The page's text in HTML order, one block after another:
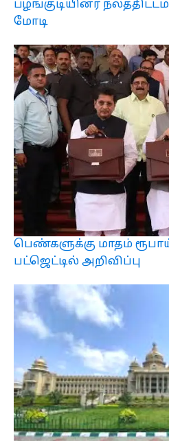
பழங்குடியினர்
மோடி
பெண்களுக்கு மாதம் ரூபாய்
பட்ஜெட்டில் அறிவிப்பு